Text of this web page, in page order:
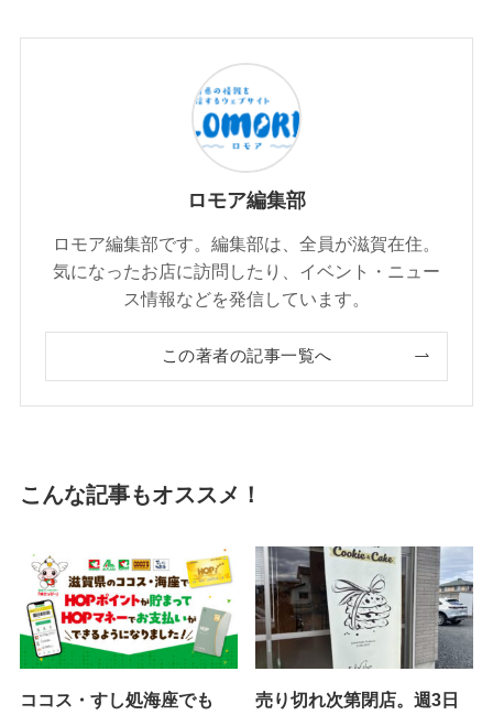
ロモア編集部
ロモア編集部です。編集部は、全員が滋賀在住。
気になったお店に訪問したり、イベント・ニュー
ス情報などを発信しています。
この著者の記事一覧へ
こんな記事もオススメ！
ココス・すし処海座でも
売り切れ次第閉店。週3日